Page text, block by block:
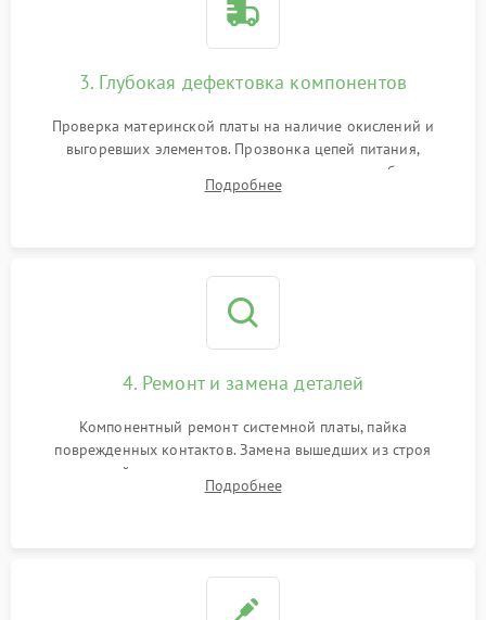
3. Глубокая дефектовка компонентов
Проверка материнской платы на наличие окислений и
выгоревших элементов. Прозвонка цепей питания,
тестирование приводных моторов колес и турбины
всасывания. Оценка состояния оптических и инфракрасных
Подробнее
4. Ремонт и замена деталей
Компонентный ремонт системной платы, пайка
поврежденных контактов. Замена вышедших из строя
двигателей, изношенного аккумулятора, неисправного
лидара или помпы подачи воды. Восстановление шлейфов и
Подробнее